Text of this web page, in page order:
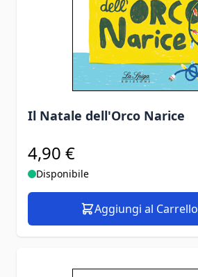
Il Natale dell'Orco Narice
4,90 €
Disponibile
Aggiungi al Carrello